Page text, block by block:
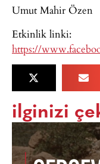
Umut Mahir Özen
Etkinlik linki:
https://
ilginizi